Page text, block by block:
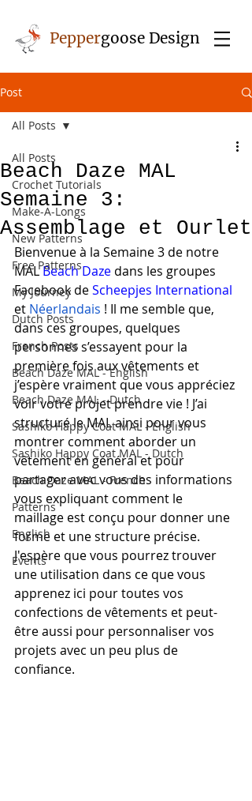
Peppergoose Design
Post
All Posts
Crochet Tutorials
Make-A-Longs
New Patterns
Free Patterns
My Journey
Dutch Posts
French Posts
Beach Daze MAL - English
Beach Daze MAL - Dutch
Sashiko Happy Coat MAL - English
Sashiko Happy Coat MAL - Dutch
Beach Daze MAL - French
Patterns
English
Events
All Posts
Beach Daze MAL
Semaine 3:
Assemblage et Ourlet
Bienvenue à la Semaine 3 de notre
MAL Beach Daze dans les groupes
Facebook de Scheepjes International
et Néerlandais ! Il me semble que,
dans ces groupes, quelques
personnes s’essayent pour la
première fois aux vêtements et
j’espère vraiment que vous appréciez
voir votre projet prendre vie ! J’ai
structuré le MAL ainsi pour vous
montrer comment aborder un
vêtement en général et pour
partager avec vous des informations
vous expliquant comment le
maillage est conçu pour donner une
forme et une structure précise.
J'espère que vous pourrez trouver
une utilisation dans ce que vous
apprenez ici pour toutes vos
confections de vêtements et peut-
être aussi pour personnaliser vos
projets avec un peu plus de
confiance.